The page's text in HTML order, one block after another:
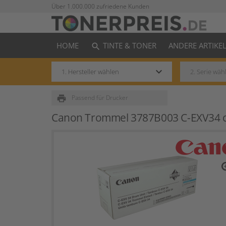
Über 1.000.000 zufriedene Kunden
HOME search TINTE & TONER ANDERE ARTIKEL
keyboard_arrow_down
Passend für Drucker
print
Canon Trommel 3787B003 C-EXV34